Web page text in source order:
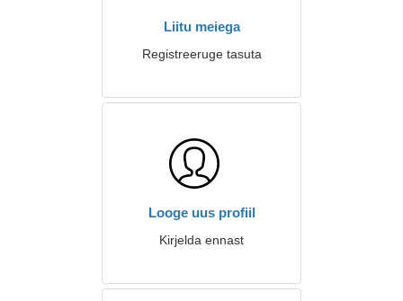
Liitu meiega
Registreeruge tasuta
Looge uus profiil
Kirjelda ennast